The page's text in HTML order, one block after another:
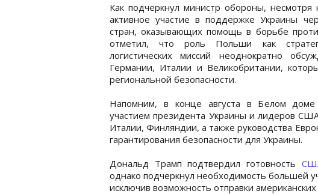
Как подчеркнул министр обороны,
активное участие в поддержке Украины
стран, оказывающих помощь в борьбе
отметил, что роль Польши как
логистических миссий неоднократно
Германии, Италии и Великобритании,
региональной безопасности.
Напомним, в конце августа в Белом
участием президента Украины и лидеров
Италии, Финляндии, а также руководства
гарантирования безопасности для Украины.
Дональд Трамп подтвердил готовность
однако подчеркнул необходимость большей
исключив возможность отправки